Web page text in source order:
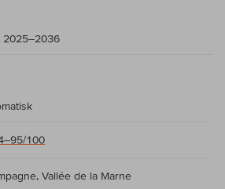
2025–2036
100
Vallée de la Marne